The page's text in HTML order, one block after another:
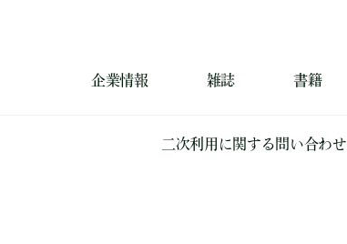
企業情報 雑誌 書籍
二次利用に関する問い合わせ